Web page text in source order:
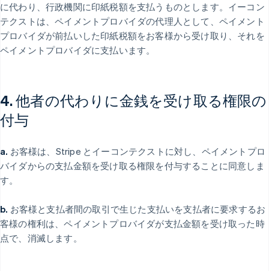
に代わり、行政機関に印紙税額を支払うものとします。イーコン
テクストは、ペイメントプロバイダの代理人として、ペイメント
プロバイダが前払いした印紙税額をお客様から受け取り、それを
ペイメントプロバイダに支払います。
4. 他者の代わりに金銭を受け取る権限の
付与
a. お客様は、Stripe とイーコンテクストに対し、ペイメントプロ
バイダからの支払金額を受け取る権限を付与することに同意しま
す。
b. お客様と支払者間の取引で生じた支払いを支払者に要求するお
客様の権利は、ペイメントプロバイダが支払金額を受け取った時
点で、消滅します。